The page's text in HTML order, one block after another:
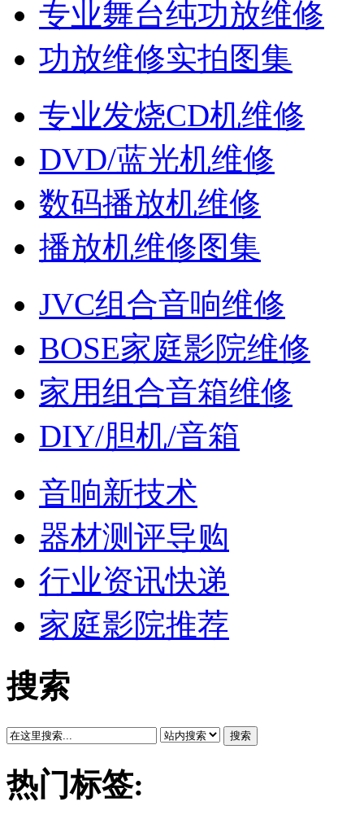
专业舞台纯功放维修
功放维修实拍图集
专业发烧CD机维修
DVD/蓝光机维修
数码播放机维修
播放机维修图集
JVC组合音响维修
BOSE家庭影院维修
家用组合音箱维修
DIY/胆机/音箱
音响新技术
器材测评导购
行业资讯快递
家庭影院推荐
搜索
搜索
热门标签: